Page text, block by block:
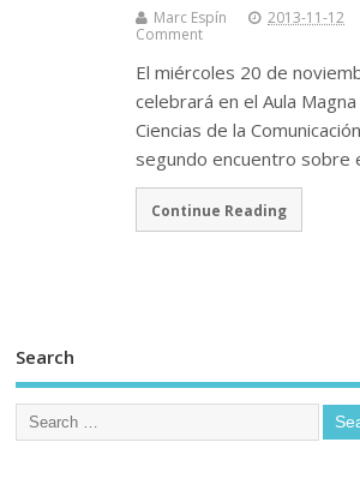
Marc Espín 2013-11-12
Comment
El miércoles 20 de
celebrará en el Aula
Ciencias de la
segundo encuentro sobre
Continue Reading
Search